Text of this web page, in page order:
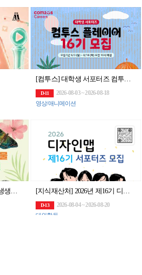
D-11
2026-08-03 ~ 2026-08-18
영상/애니메이션
D-13
2026-08-04 ~ 2026-08-20
대외활동